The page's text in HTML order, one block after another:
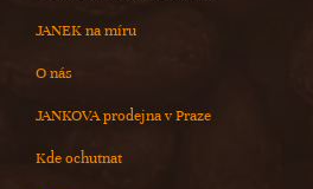
JANEK na míru
O nás
JANKOVA prodejna v Praze
Kde ochutnat